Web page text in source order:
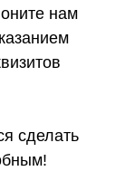
нам
сделать